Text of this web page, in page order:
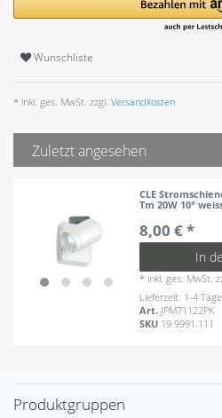
Wunschliste
* inkl. ges. MwSt. zzgl. Versandkosten
Zuletzt angesehen
CLE
Tm 20W 10°
8,00 € *
In
* inkl. ges. MwSt.
Lieferzeit: 1-4 Tage
Art. JPM71122PK
SKU 19.9991.111
Produktgruppen